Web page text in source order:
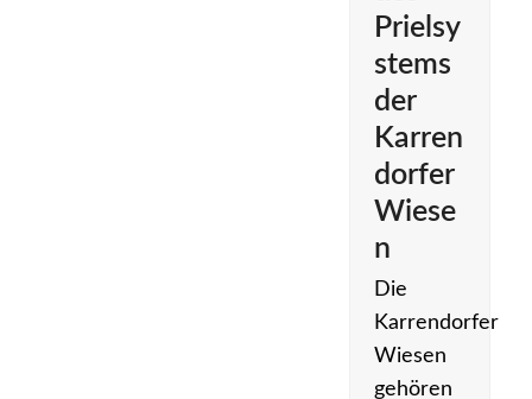
Prielsy
stems
der
Karren
dorfer
Wiese
n
Die
Karrendorfer
Wiesen
gehören